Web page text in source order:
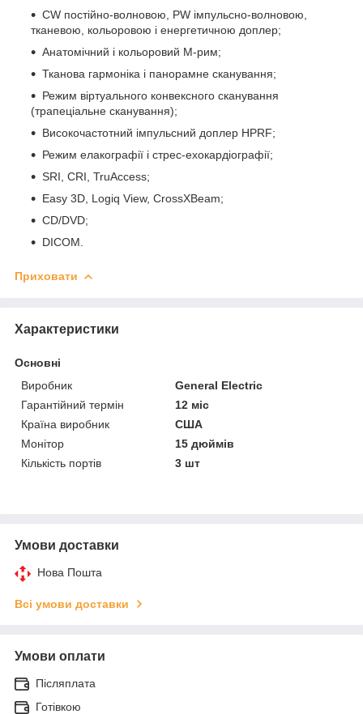
CW постійно-волновою, PW імпульсно-волновою,
тканевою, кольоровою і енергетичною доплер;
Анатомічний і кольоровий М-рим;
Тканова гармоніка і панорамне сканування;
Режим віртуального конвексного сканування
(трапеціальне сканування);
Високочастотний імпульсний доплер HPRF;
Режим елакографії і стрес-ехокардіографії;
SRI, CRI, TruAccess;
Easy 3D, Logiq View, CrossXBeam;
CD/DVD;
DICOM.
Приховати
Характеристики
Основні
Виробник
General Electric
Гарантійний термін
12 міс
Країна виробник
США
Монітор
15 дюймів
Кількість портів
3 шт
Умови доставки
Нова Пошта
Всі умови доставки
Умови оплати
Післяплата
Готівкою